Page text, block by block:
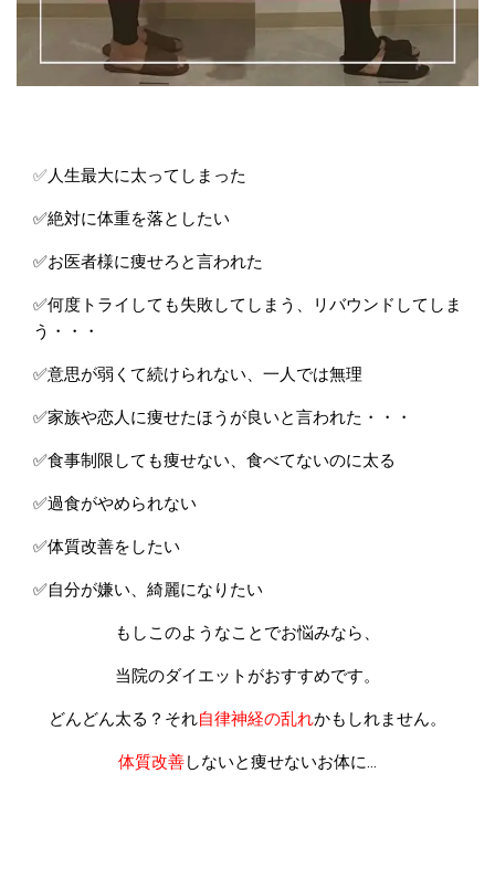
✅人生最大に太ってしまった
✅絶対に体重を落としたい
✅お医者様に痩せろと言われた
✅何度トライしても失敗してしまう、リバウンドしてしま
う・・・
✅意思が弱くて続けられない、一人では無理
✅家族や恋人に痩せたほうが良いと言われた・・・
✅食事制限しても痩せない、食べてないのに太る
✅過食がやめられない
✅体質改善をしたい
✅自分が嫌い、綺麗になりたい
もしこのようなことでお悩みなら、
当院のダイエットがおすすめです。
どんどん太る？それ自律神経の乱れかもしれません。
体質改善しないと痩せないお体に…